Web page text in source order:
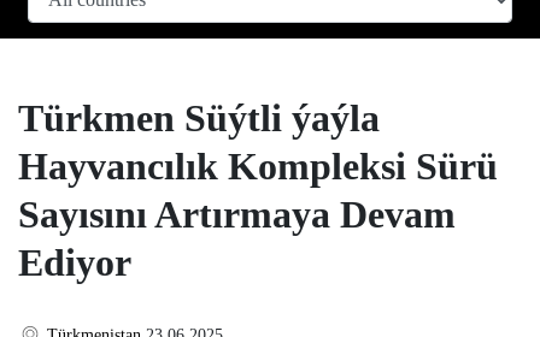
Türkmen Süýtli ýaýla
Hayvancılık Kompleksi Sürü
Sayısını Artırmaya Devam
Ediyor